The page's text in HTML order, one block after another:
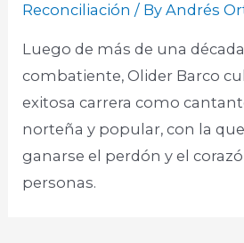
Reconciliación / ByAndrés
Luego de más de una
combatiente, Olider Barco
exitosa carrera como
norteña y popular, con la
ganarse el perdón y el
personas. ​